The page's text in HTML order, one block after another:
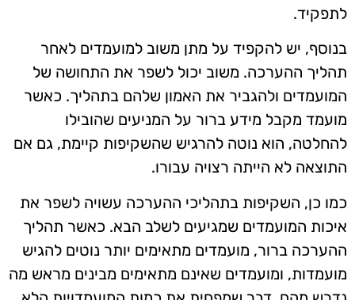
לתפקיד.
בנוסף, יש להקפיד על מתן משוב למועמדים לאחר
תהליך ההערכה. משוב יכול לשפר את התחושה של
המועמדים ולהגביר את האמון שלהם בתהליך. כאשר
מועמד מקבל מידע ברור על המניעים שהובילו
להחלטה, הוא נוטה להרגיש שהשקיפות קיימת, גם אם
התוצאה לא הייתה רצויה עבורו.
כמו כן, השקיפות בתהליכי ההערכה עשויה לשפר את
איכות המועמדים שמגיעים לשלב הבא. כאשר תהליך
ההערכה ברור, מועמדים מתאימים יותר נוטים להגיש
מועמדות, ומועמדים שאינם מתאימים מבינים מראש מה